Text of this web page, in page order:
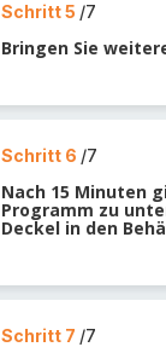
Schritt 5 /7
Bringen Sie
Schritt 6 /7
Nach 15 Minuten
Programm zu
Deckel in den
Schritt 7 /7